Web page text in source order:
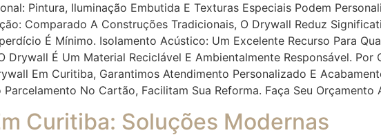
Pintura, Iluminação Embutida E Texturas Especiais Podem
Comparado A Construções Tradicionais, O Drywall Reduz
É Mínimo. Isolamento Acústico: Um Excelente Recurso Para
Drywall É Um Material Reciclável E Ambientalmente Responsável.
Em Curitiba, Garantimos Atendimento Personalizado E
Parcelamento No Cartão, Facilitam Sua Reforma. Faça Seu Orçamento
Curitiba: Soluções Modernas